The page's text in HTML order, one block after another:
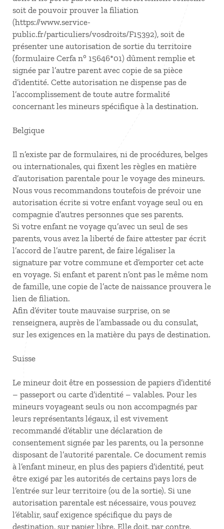
soit de pouvoir prouver la filiation
(https://www.service-
public.fr/particuliers/vosdroits/F15392), soit de
présenter une autorisation de sortie du territoire
(formulaire Cerfa n° 15646*01) dûment remplie et
signée par l’autre parent avec copie de sa pièce
d’identité. Cette autorisation ne dispense pas de
l’accomplissement de toute autre formalité
concernant les mineurs spécifique à la destination.
Belgique
Il n’existe par de formulaires, ni de procédures, belges
ou internationales, qui fixent les règles en matière
d’autorisation parentale pour le voyage des mineurs.
Nous vous recommandons toutefois de prévoir une
autorisation écrite si votre enfant voyage seul ou en
compagnie d’autres personnes que ses parents.
Si votre enfant ne voyage qu’avec un seul de ses
parents, vous avez la liberté de faire attester par écrit
l’accord de l’autre parent, de faire légaliser la
signature par votre commune et d’emporter cet acte
en voyage. Si enfant et parent n’ont pas le même nom
de famille, une copie de l’acte de naissance prouvera le
lien de filiation.
Afin d’éviter toute mauvaise surprise, on se
renseignera, auprès de l’ambassade ou du consulat,
sur les exigences en la matière du pays de destination.
Suisse
Le mineur doit être en possession de papiers d’identité
– passeport ou carte d’identité – valables. Pour les
mineurs voyageant seuls ou non accompagnés par
leurs représentants légaux, il est vivement
recommandé d’établir une déclaration de
consentement signée par les parents, ou la personne
disposant de l’autorité parentale. Ce document remis
à l’enfant mineur, en plus des papiers d’identité, peut
être exigé par les autorités de certains pays lors de
l’entrée sur leur territoire (ou de la sortie). Si une
autorisation parentale est nécessaire, vous pouvez
l’établir, sauf exigence spécifique du pays de
destination, sur papier libre. Elle doit, par contre,